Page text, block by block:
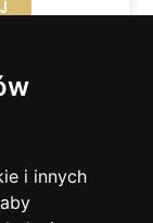
i innych